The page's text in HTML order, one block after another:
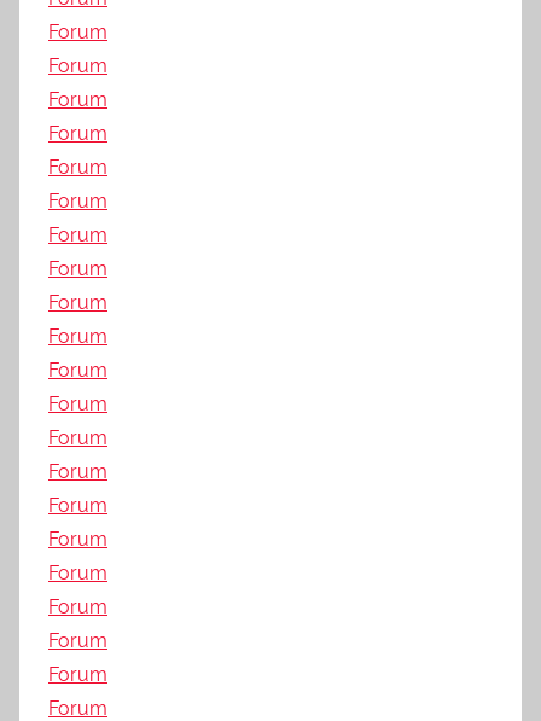
Forum
Forum
Forum
Forum
Forum
Forum
Forum
Forum
Forum
Forum
Forum
Forum
Forum
Forum
Forum
Forum
Forum
Forum
Forum
Forum
Forum